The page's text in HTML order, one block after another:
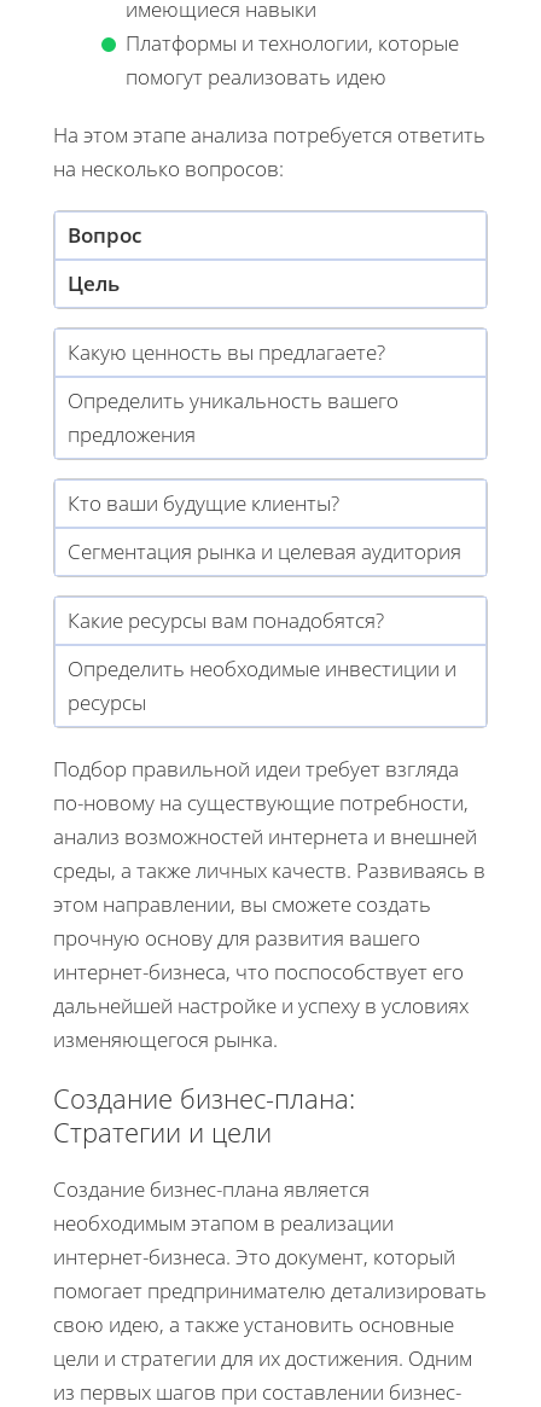
имеющиеся навыки
Платформы и технологии, которые
помогут реализовать идею
На этом этапе анализа потребуется ответить
на несколько вопросов:
Вопрос
Цель
Какую ценность вы предлагаете?
Определить уникальность вашего
предложения
Кто ваши будущие клиенты?
Сегментация рынка и целевая аудитория
Какие ресурсы вам понадобятся?
Определить необходимые инвестиции и
ресурсы
Подбор правильной идеи требует взгляда
по-новому на существующие потребности,
анализ возможностей интернета и внешней
среды, а также личных качеств. Развиваясь в
этом направлении, вы сможете создать
прочную основу для развития вашего
интернет-бизнеса, что поспособствует его
дальнейшей настройке и успеху в условиях
изменяющегося рынка.
Создание бизнес-плана:
Стратегии и цели
Создание бизнес-плана является
необходимым этапом в реализации
интернет-бизнеса. Это документ, который
помогает предпринимателю детализировать
свою идею, а также установить основные
цели и стратегии для их достижения. Одним
из первых шагов при составлении бизнес-